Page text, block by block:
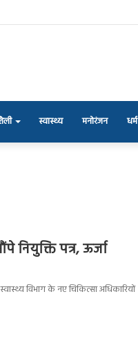
स्वास्थ्य मनोरंजन धर्म
नियुक्ति पत्र, ऊर्जा
विभाग के नए चिकित्सा अधिकारियों